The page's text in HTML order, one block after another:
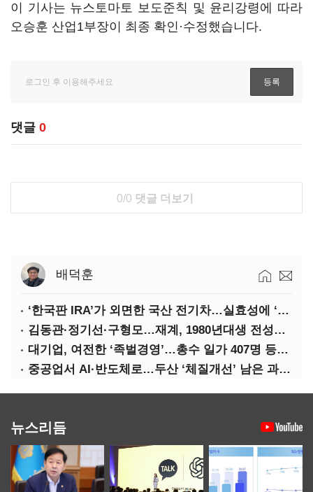
이 기사는 뉴스토마토 보도준칙 및 윤리강령에 따라
오승훈 산업1부장이 최종 확인·수정했습니다.
댓글 0
0/0 댓글 더보기
배덕훈
‘한국판 IRA’가 외면한 국산 전기차…실효성에 ‘의문’
김동관·정기선·구형모…재계, 1980년대생 전성시대
대기업, 여전한 ‘족벌경영’…총수 일가 407명 등기임원
중공업서 AI·반도체로…두산 ‘체질개선’ 남은 과제는
뉴스리듬